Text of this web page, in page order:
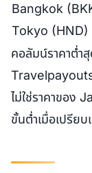
Bangkok
Tokyo (HND)
คอลัมน์ราคาต่ำ
Travelpayouts
ไม่ใช่ราคาของ
ขั้นต่ำเมื่อเปรียบ